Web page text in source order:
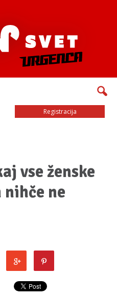
Registracija
vse ženske
ne